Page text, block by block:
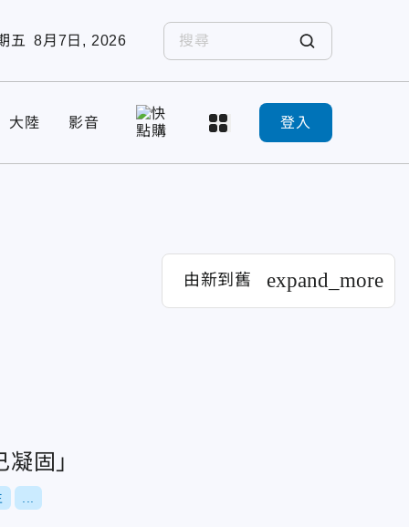
五 8月7日, 2026
大陸 影音 登入
由新到舊 expand_more
固」